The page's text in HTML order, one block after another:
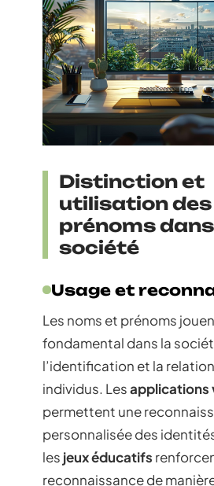
Distinction et
utilisation
prénoms
société
Usage et
Les noms et prénoms
fondamental dans la
l’identification et la
individus. Lesapplications
permettent une
personnalisée des
les jeux éducatifs
reconnaissance de